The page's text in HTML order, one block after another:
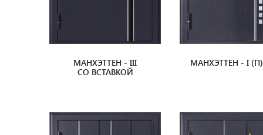
МАНХЭТТЕН - III
СО ВСТАВКОЙ
МАНХЭТТЕН - I